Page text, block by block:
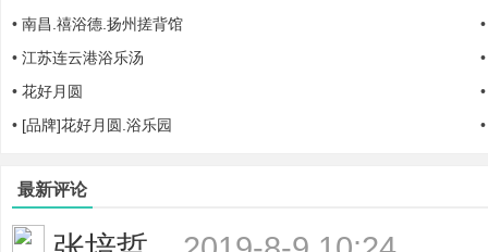
计
• 南昌.禧浴德.扬州搓背馆
• 江苏连云港浴乐汤
• 花好月圆
• [品牌]花好月圆.浴乐园
最新评论